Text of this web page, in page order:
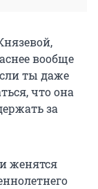
вообще
ты даже
что она
за
женятся